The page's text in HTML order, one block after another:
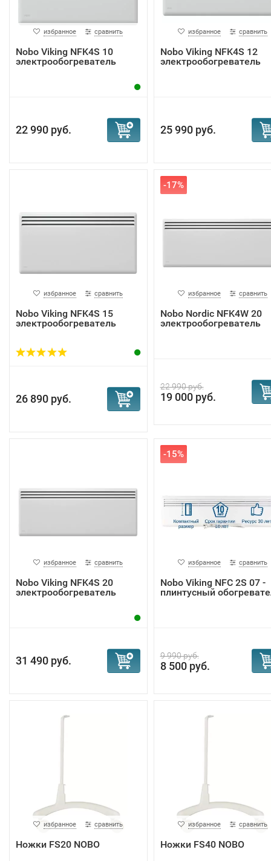
избранное сравнить
Nobo Viking NFK4S 10
электрообогреватель
22 990 руб.
избранное сравнить
Nobo Viking NFK4S 12
электрообогреватель
25 990 руб.
избранное сравнить
Nobo Viking NFK4S 15
электрообогреватель
26 890 руб.
-17%
избранное сравнить
Nobo Nordic NFK4W 20
электрообогреватель
22 990 руб.
19 000 руб.
избранное сравнить
Nobo Viking NFK4S 20
электрообогреватель
31 490 руб.
-15%
избранное сравнить
Nobo Viking NFС 2S 07 -
плинтусный
9 990 руб.
8 500 руб.
избранное сравнить
Ножки FS20 NOBO
избранное сравнить
Ножки FS40 NOBO